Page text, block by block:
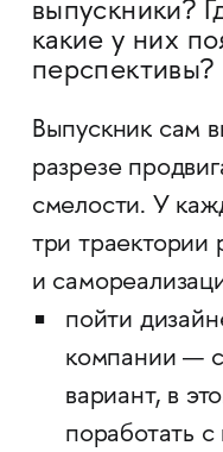
выпускники?
какие у них
перспективы?
Выпускник сам
разрезе
смелости. У
три траектории
и
пойти
компании —
вариант, в
поработать